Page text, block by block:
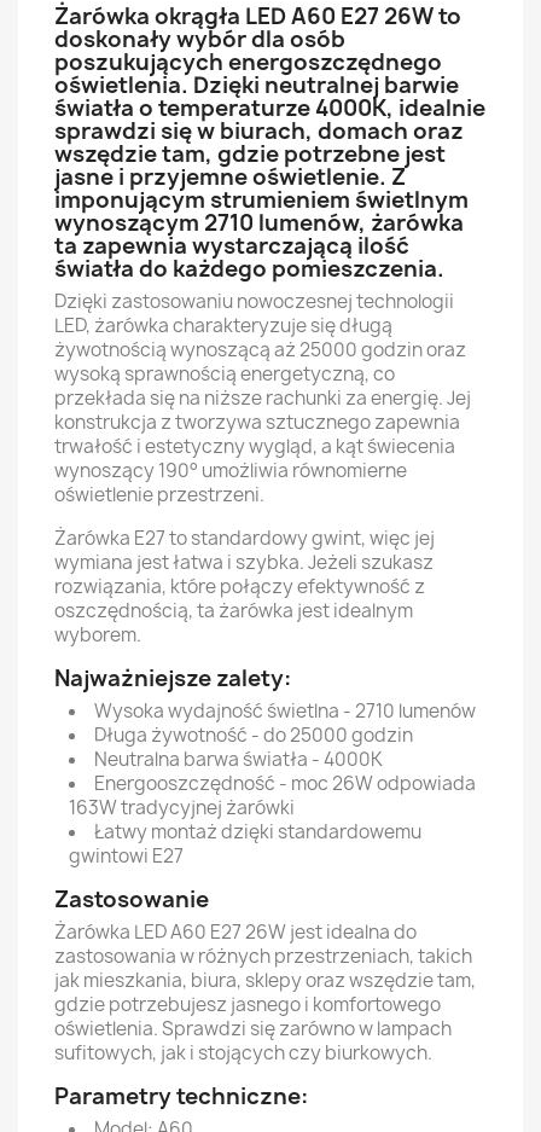
Żarówka okrągła LED A60 E27 26W to
doskonały wybór dla osób
poszukujących energoszczędnego
oświetlenia. Dzięki neutralnej barwie
światła o temperaturze 4000K, idealnie
sprawdzi się w biurach, domach oraz
wszędzie tam, gdzie potrzebne jest
jasne i przyjemne oświetlenie. Z
imponującym strumieniem świetlnym
wynoszącym 2710 lumenów, żarówka
ta zapewnia wystarczającą ilość
światła do każdego pomieszczenia.
Dzięki zastosowaniu nowoczesnej technologii
LED, żarówka charakteryzuje się długą
żywotnością wynoszącą aż 25000 godzin oraz
wysoką sprawnością energetyczną, co
przekłada się na niższe rachunki za energię. Jej
konstrukcja z tworzywa sztucznego zapewnia
trwałość i estetyczny wygląd, a kąt świecenia
wynoszący 190° umożliwia równomierne
oświetlenie przestrzeni.
Żarówka E27 to standardowy gwint, więc jej
wymiana jest łatwa i szybka. Jeżeli szukasz
rozwiązania, które połączy efektywność z
oszczędnością, ta żarówka jest idealnym
wyborem.
Najważniejsze zalety:
Wysoka wydajność świetlna - 2710 lumenów
Długa żywotność - do 25000 godzin
Neutralna barwa światła - 4000K
Energooszczędność - moc 26W odpowiada
163W tradycyjnej żarówki
Łatwy montaż dzięki standardowemu
gwintowi E27
Zastosowanie
Żarówka LED A60 E27 26W jest idealna do
zastosowania w różnych przestrzeniach, takich
jak mieszkania, biura, sklepy oraz wszędzie tam,
gdzie potrzebujesz jasnego i komfortowego
oświetlenia. Sprawdzi się zarówno w lampach
sufitowych, jak i stojących czy biurkowych.
Parametry techniczne: